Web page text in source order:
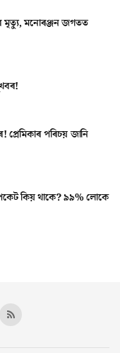
মৃত্যু, মনোৰঞ্জন জগতত
প্ৰেমিকাৰ পৰিচয় জানি
কিয় থাকে? ৯৯% লোকে